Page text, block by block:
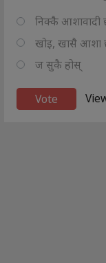
निक्कै आशावादी
खोइ, खासै आशा
ज सुकै होस्